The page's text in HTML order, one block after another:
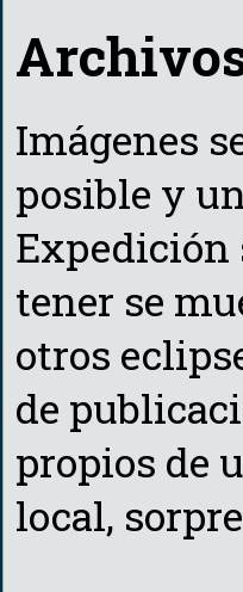
Imágenes
posible y
Expedición
tener se
otros
de
propios de
local,